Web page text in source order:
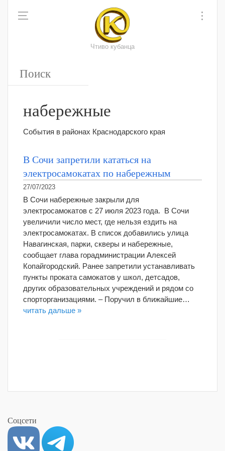
Чтиво кубанца
набережные
События в районах Краснодарского края
В Сочи запретили кататься на
электросамокатах по набережным
27/07/2023
В Сочи набережные закрыли для
электросамокатов с 27 июля 2023 года. В Сочи
увеличили число мест, где нельзя ездить на
электросамокатах. В список добавились улица
Навагинская, парки, скверы и набережные,
сообщает глава горадминистрации Алексей
Копайгородский. Ранее запретили устанавливать
пункты проката самокатов у школ, детсадов,
других образовательных учреждений и рядом со
спорторганизациями. – Поручил в ближайшие…
читать дальше »
Соцсети